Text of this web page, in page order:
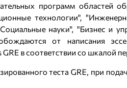
программ областей
технологии",
науки", "Бизнес и
от написания
в соответствии со шкалой
теста GRE, при